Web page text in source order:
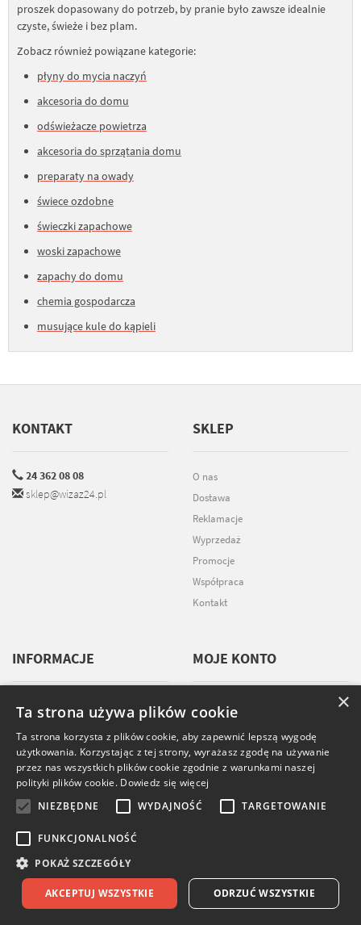
proszek dopasowany do potrzeb, by pranie było zawsze idealnie
czyste, świeże i bez plam.
Zobacz również powiązane kategorie:
płyny do mycia naczyń
akcesoria do domu
odświeżacze powietrza
akcesoria do sprzątania domu
preparaty na owady
świece ozdobne
świeczki zapachowe
woski zapachowe
zapachy do domu
chemia gospodarcza
musujące kule do kąpieli
KONTAKT
24 362 08 08
sklep@wizaz24.pl
SKLEP
O nas
Dostawa
Reklamacje
Wyprzedaż
Promocje
Współpraca
Kontakt
INFORMACJE
Regulamin
Ustawienia plików cookies
Terminy ważności kosmetyków
Rabat 6%
Okiem Eksperta Wizaż24
MOJE KONTO
Moje konto
Lista życzeń
Lista zamówień
Moje dane
NEWSLETTER
×
Ta strona używa plików cookie
Ta strona korzysta z plików cookie, aby zapewnić lepszą wygodę
użytkowania. Korzystając z tej strony, wyrażasz zgodę na używanie
przez nas wszystkich plików cookie zgodnie z warunkami naszej
polityki plików cookie. Dowiedz się więcej
NIEZBĘDNE
WYDAJNOŚĆ TARGETOWANIE
FUNKCJONALNOŚĆ
POKAŻ SZCZEGÓŁY
AKCEPTUJ WSZYSTKIE ODRZUĆ WSZYSTKIE